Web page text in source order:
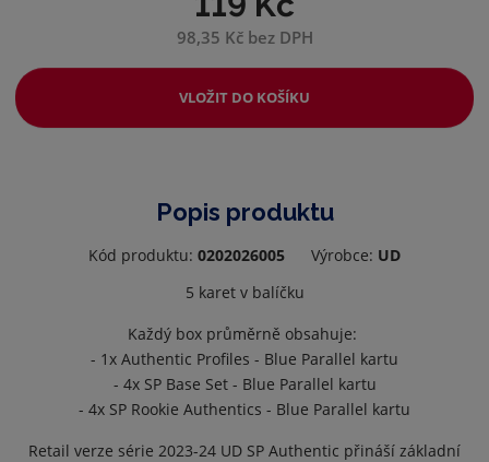
98,35 Kč bez DPH
VLOŽIT DO KOŠÍKU
Popis produktu
Kód produktu: 0202026005 Výrobce: UD
5 karet v balíčku
Každý box průměrně obsahuje:
- 1x Authentic Profiles - Blue Parallel kartu
- 4x SP Base Set - Blue Parallel kartu
- 4x SP Rookie Authentics - Blue Parallel kartu
Retail verze série 2023-24 UD SP Authentic přináší základní